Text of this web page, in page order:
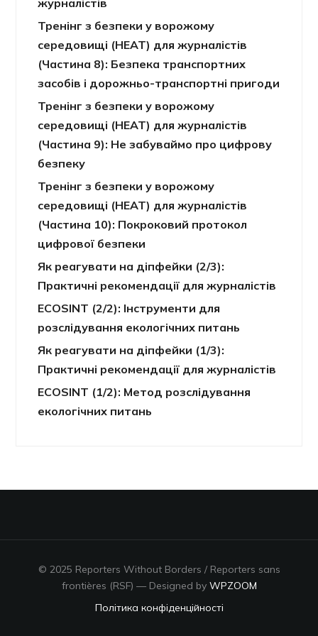
журналістів
Тренінг з безпеки у ворожому
середовищі (HEAT) для журналістів
(Частина 8): Безпека транспортних
засобів і дорожньо-транспортні пригоди
Тренінг з безпеки у ворожому
середовищі (HEAT) для журналістів
(Частина 9): Не забуваймо про цифрову
безпеку
Тренінг з безпеки у ворожому
середовищі (HEAT) для журналістів
(Частина 10): Покроковий протокол
цифрової безпеки
Як реагувати на діпфейки (2/3):
Практичні рекомендації для журналістів
ECOSINT (2/2): Інструменти для
розслідування екологічних питань
Як реагувати на діпфейки (1/3):
Практичні рекомендації для журналістів
ECOSINT (1/2): Метод розслідування
екологічних питань
© 2025 Reporters Without Borders / Reporters sans
frontières (RSF) — Designed by WPZOOM
Політика конфіденційності